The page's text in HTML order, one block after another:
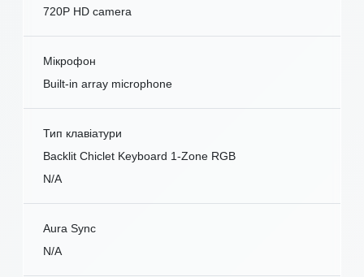
720P HD camera
Мікрофон
Built-in array microphone
Тип клавіатури
Backlit Chiclet Keyboard 1-Zone RGB
N/A
Aura Sync
N/A